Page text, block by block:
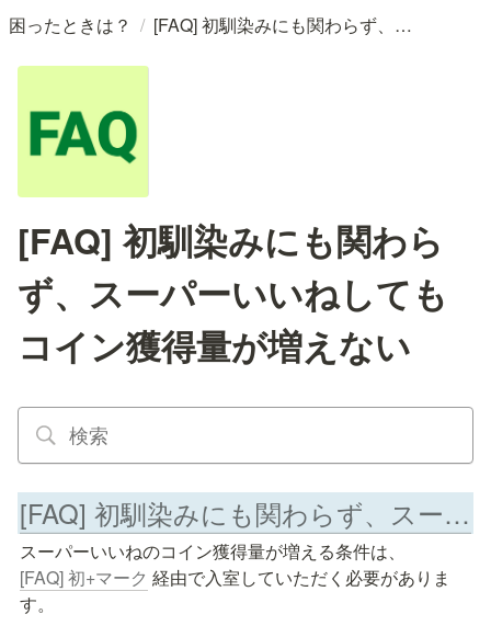
困ったときは？ / [FAQ] 初馴染みにも関わらず、スーパーいいねしてもコイン獲得量が増えない
[FAQ] 初馴染みにも関わら
ず、スーパーいいねしても
コイン獲得量が増えない
[FAQ] 初馴染みにも関わらず、スーパーいいねしてもコイン獲得量が増えない
スーパーいいねのコイン獲得量が増える条件は、
[FAQ] 初+マーク 経由で入室していただく必要がありま
す。